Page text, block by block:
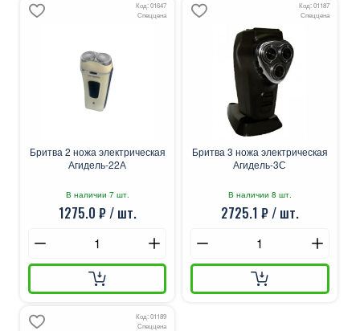
Код: 01647
Спеццена
Бритва 2 ножа электрическая
Агидель-22А
В наличии 7 шт.
1275.0 ₽ / шт.
Код: 01187
Спеццена
Бритва 3 ножа электрическая
Агидель-3С
В наличии 8 шт.
2725.1 ₽ / шт.
Код: 01189
Спеццена